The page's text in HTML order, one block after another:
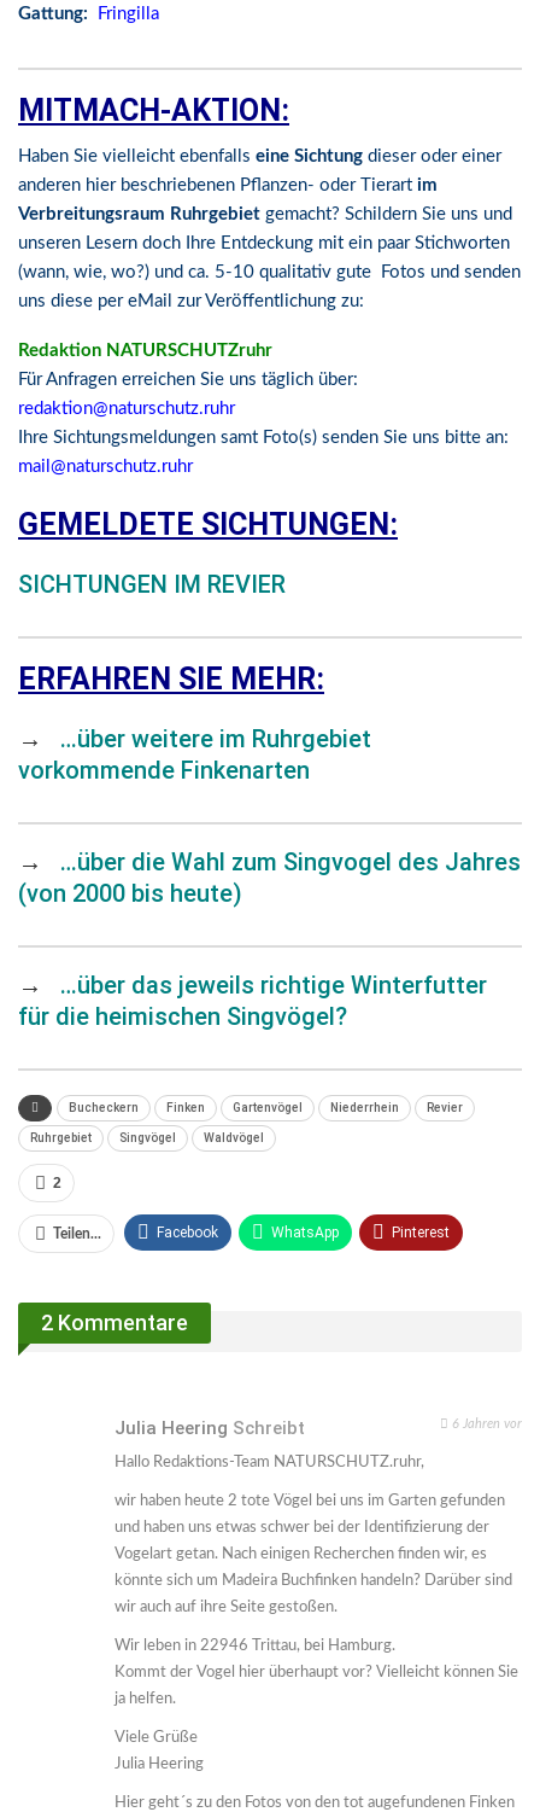
Gattung:
Fringilla
MITMACH-AKTION:
Haben Sie vielleicht ebenfalls eine Sichtung dieser oder einer
anderen hier beschriebenen Pflanzen- oder Tierart im
Verbreitungsraum Ruhrgebiet gemacht? Schildern Sie uns und
unseren Lesern doch Ihre Entdeckung mit ein paar Stichworten
(wann, wie, wo?) und ca. 5-10 qualitativ gute Fotos und senden
uns diese per eMail zur Veröffentlichung zu:
Redaktion NATURSCHUTZruhr
Für Anfragen erreichen Sie uns täglich über:
redaktion@naturschutz.ruhr
Ihre Sichtungsmeldungen samt Foto(s) senden Sie uns bitte an:
mail@naturschutz.ruhr
GEMELDETE SICHTUNGEN:
SICHTUNGEN IM REVIER
ERFAHREN SIE MEHR:
→ …über weitere im Ruhrgebiet
vorkommende Finkenarten
→ …über die Wahl zum Singvogel des Jahres
(von 2000 bis heute)
→ …über das jeweils richtige Winterfutter
für die heimischen Singvögel?
Bucheckern Finken Gartenvögel Niederrhein Revier
Ruhrgebiet Singvögel Waldvögel
2
Teilen... Facebook WhatsApp Pinterest
Facebook Messenger
2 Kommentare
Julia Heering Schreibt 6 Jahren vor
Hallo Redaktions-Team NATURSCHUTZ.ruhr,
wir haben heute 2 tote Vögel bei uns im Garten gefunden
und haben uns etwas schwer bei der Identifizierung der
Vogelart getan. Nach einigen Recherchen finden wir, es
könnte sich um Madeira Buchfinken handeln? Darüber sind
wir auch auf ihre Seite gestoßen.
Wir leben in 22946 Trittau, bei Hamburg.
Kommt der Vogel hier überhaupt vor? Vielleicht können Sie
ja helfen.
Viele Grüße
Julia Heering
Hier geht´s zu den Fotos von den tot augefundenen Finken